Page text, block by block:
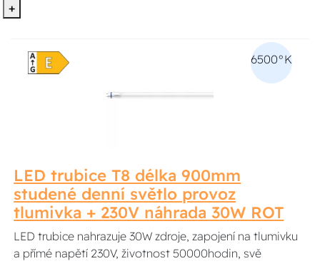
+
6500°K
LED trubice T8 délka 900mm
studené denní světlo provoz
tlumivka + 230V náhrada 30W ROT
LED trubice nahrazuje 30W zdroje, zapojení na tlumivku
a přímé napětí 230V, životnost 50000hodin, svě